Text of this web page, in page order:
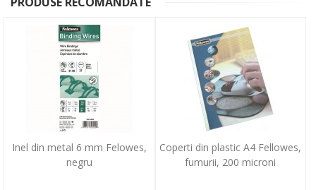
Inel din metal 6 mm Felowes,
negru
Coperti din plastic A4 Fellowes,
fumurii, 200 microni